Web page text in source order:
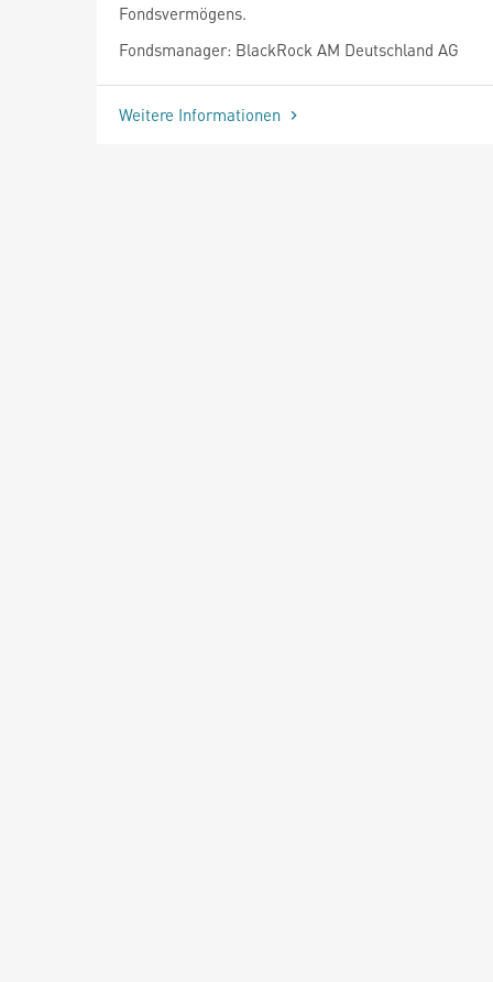
Fondsvermögens.
Fondsmanager: BlackRock AM Deutschland AG
Weitere Informationen